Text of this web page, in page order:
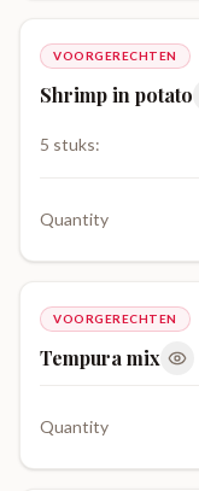
VOORGERECHTEN
Shrimp in potato
5 stuks:
Quantity
VOORGERECHTEN
Tempura mix
Quantity